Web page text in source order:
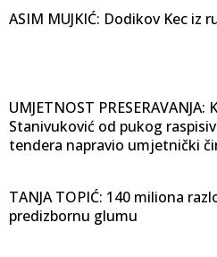
ASIM MUJKIĆ: Dodikov Kec iz
UMJETNOST PRESERAVANJA:
Stanivuković od pukog
tendera napravio umjetnički
TANJA TOPIĆ: 140 miliona
predizbornu glumu